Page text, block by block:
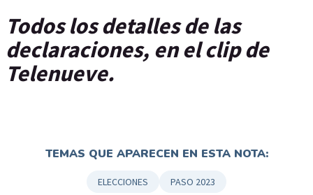
Todos los detalles de las
declaraciones, en el clip de
Telenueve.
TEMAS QUE APARECEN EN ESTA NOTA:
ELECCIONES PASO 2023